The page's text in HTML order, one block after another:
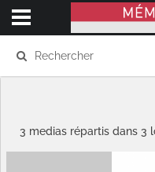
Mémoire Vive
Ouvrir le menu déroulant
3 medias répartis dans 3